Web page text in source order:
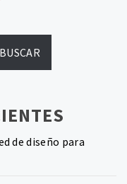
BUSCAR
de diseño para